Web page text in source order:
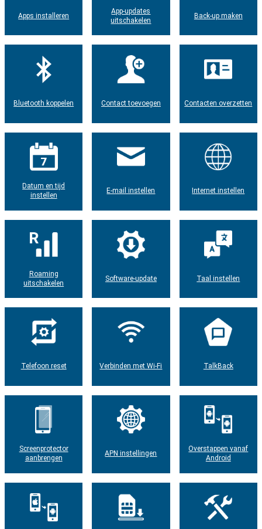
Apps installeren
App-updates
uitschakelen
Back-up maken
Bluetooth koppelen Contact toevoegen Contacten overzetten
Datum en tijd
instellen
E-mail instellen Internet instellen
Roaming
uitschakelen
Software-update Taal instellen
Telefoon reset Verbinden met Wi-Fi TalkBack
Screenprotector
aanbrengen
APN instellingen
Overstappen vanaf
Android